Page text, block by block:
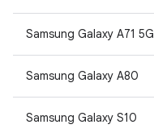
Samsung Galaxy A71 5G
Samsung Galaxy A80
Samsung Galaxy S10